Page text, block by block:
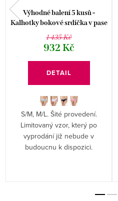
Výhodné balení 5 kusů -
Kalhotky bokové srdíčka v pase
kolekce Disco 19 16184P
1 435 Kč
932 Kč
DETAIL
S/M, M/L. Šité provedení.
Limitovaný vzor, který po
vyprodání již nebude v
budoucnu k dispozici.